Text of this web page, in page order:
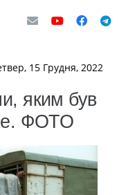
15 Грудня, 2022
яким був
ФОТО